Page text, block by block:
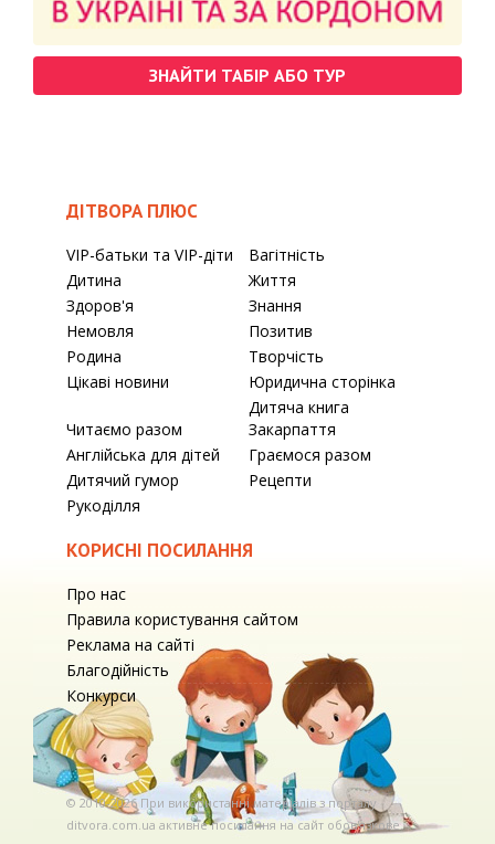
ЗНАЙТИ ТАБІР АБО ТУР
ДІТВОРА ПЛЮС
VIP-батьки та VIP-діти
Вагітність
Дитина
Життя
Здоров'я
Знання
Немовля
Позитив
Родина
Творчість
Цікаві новини
Юридична сторінка
Читаємо разом
Дитяча книга
Закарпаття
Англійська для дітей
Граємося разом
Дитячий гумор
Рецепти
Рукоділля
КОРИСНІ ПОСИЛАННЯ
Про нас
Правила користування сайтом
Реклама на сайті
Благодійність
Конкурси
© 2010-2026 При використаннi матерiалiв з порталу
ditvora.com.ua активне посилання на сайт обов'язкове. .